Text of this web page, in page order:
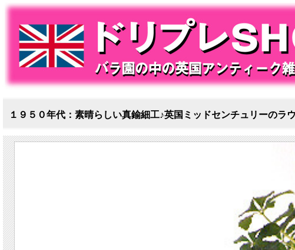
１９５０年代：素晴らしい真鍮細工♪英国ミッドセンチュリーのラ